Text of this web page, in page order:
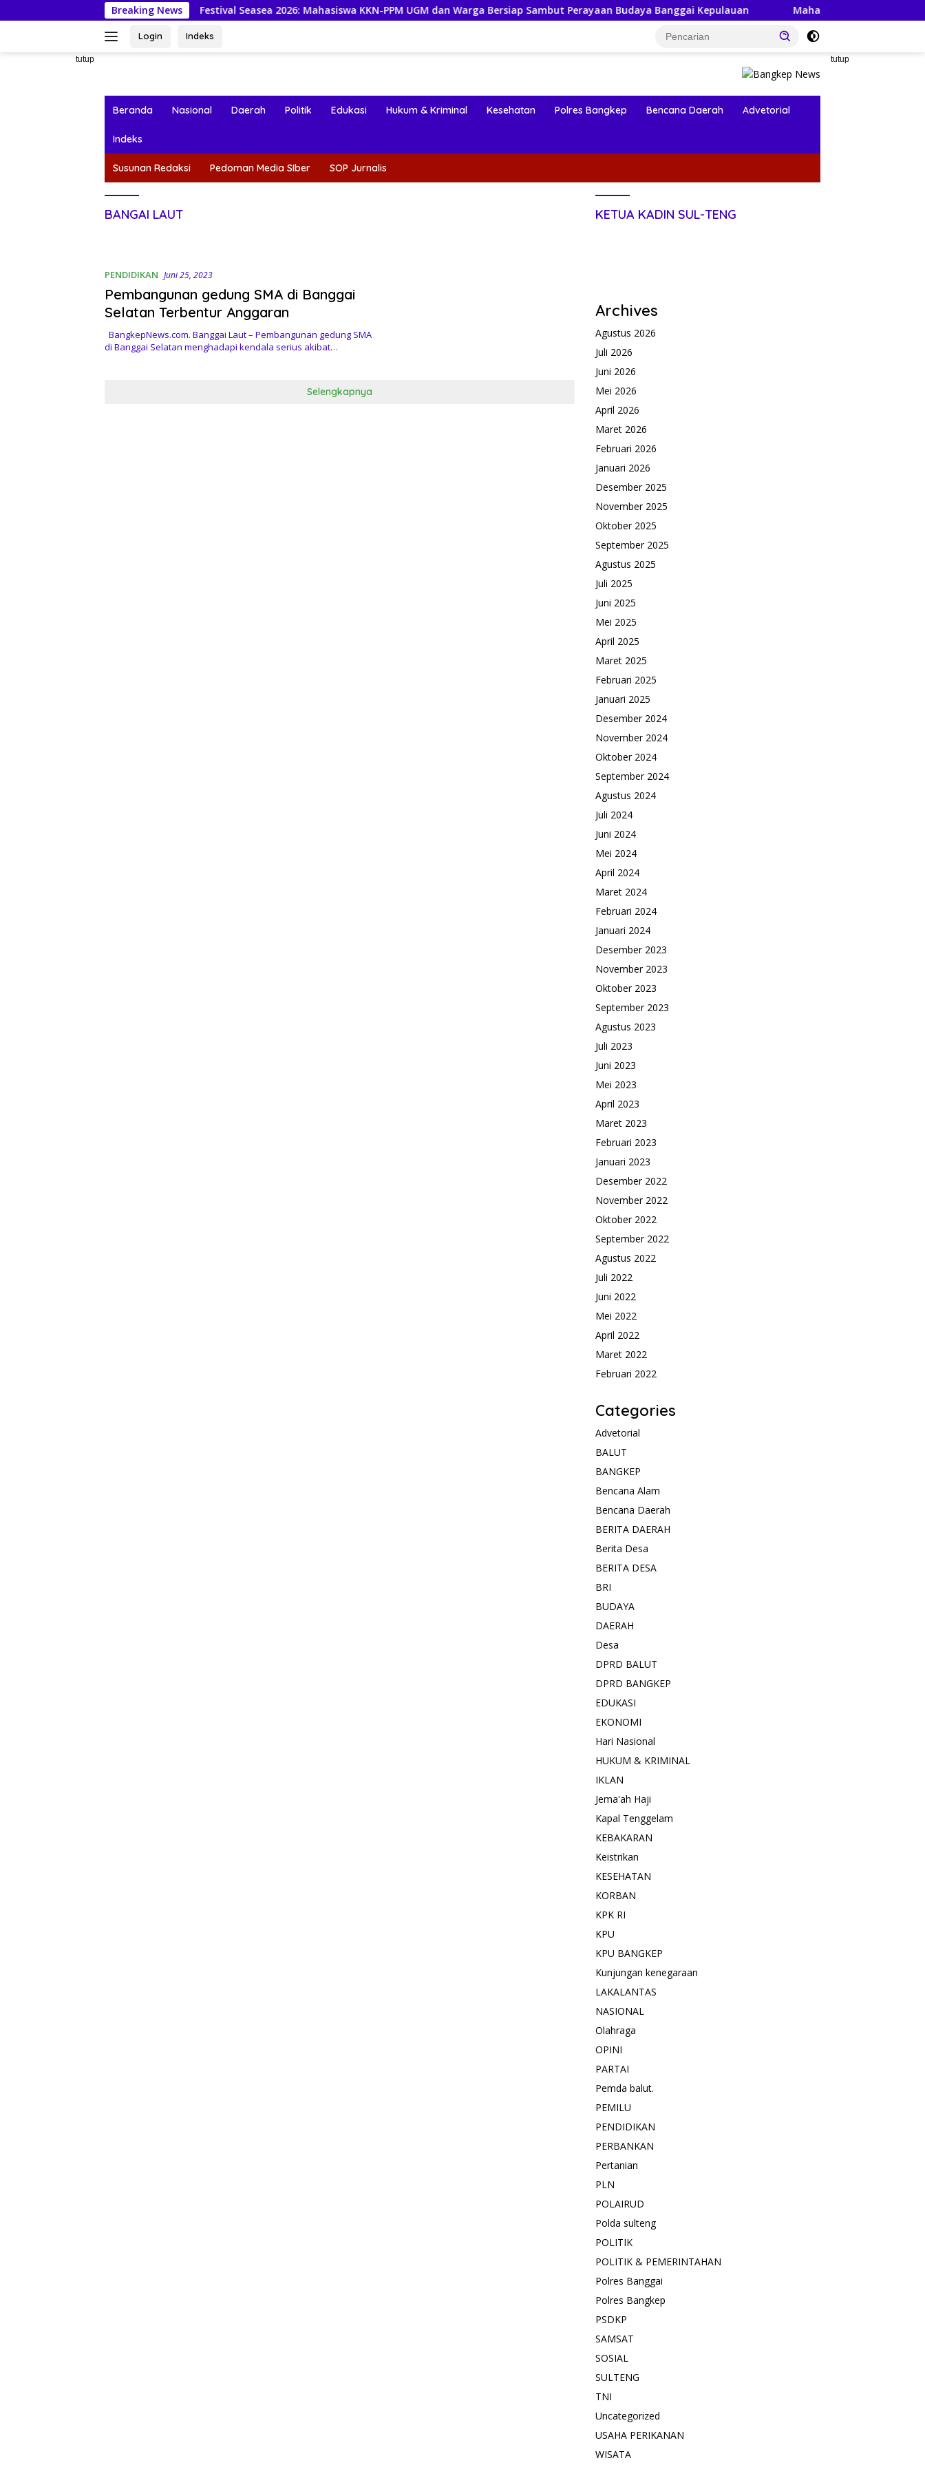
ke
Breaking News
Festival Seasea 2026: Mahasiswa KKN-PPM UGM dan Warga Bersiap Sambut Perayaan Budaya Banggai Kepulauan Mahasiswa KKN-PPM UGM Data Situs
Login Indeks
tutup tutup
Beranda Nasional Daerah Politik Edukasi Hukum & Kriminal Kesehatan Polres Bangkep Bencana Daerah Advetorial
Indeks
Susunan Redaksi Pedoman Media SIber SOP Jurnalis
BANGAI LAUT
PENDIDIKAN Juni 25, 2023
Pembangunan gedung SMA di Banggai
Selatan Terbentur Anggaran
BangkepNews.com. Banggai Laut – Pembangunan gedung SMA
di Banggai Selatan menghadapi kendala serius akibat…
Selengkapnya
KETUA KADIN SUL-TENG
Archives
Agustus 2026
Juli 2026
Juni 2026
Mei 2026
April 2026
Maret 2026
Februari 2026
Januari 2026
Desember 2025
November 2025
Oktober 2025
September 2025
Agustus 2025
Juli 2025
Juni 2025
Mei 2025
April 2025
Maret 2025
Februari 2025
Januari 2025
Desember 2024
November 2024
Oktober 2024
September 2024
Agustus 2024
Juli 2024
Juni 2024
Mei 2024
April 2024
Maret 2024
Februari 2024
Januari 2024
Desember 2023
November 2023
Oktober 2023
September 2023
Agustus 2023
Juli 2023
Juni 2023
Mei 2023
April 2023
Maret 2023
Februari 2023
Januari 2023
Desember 2022
November 2022
Oktober 2022
September 2022
Agustus 2022
Juli 2022
Juni 2022
Mei 2022
April 2022
Maret 2022
Februari 2022
Categories
Advetorial
BALUT
BANGKEP
Bencana Alam
Bencana Daerah
BERITA DAERAH
Berita Desa
BERITA DESA
BRI
BUDAYA
DAERAH
Desa
DPRD BALUT
DPRD BANGKEP
EDUKASI
EKONOMI
Hari Nasional
HUKUM & KRIMINAL
IKLAN
Jema'ah Haji
Kapal Tenggelam
KEBAKARAN
Keistrikan
KESEHATAN
KORBAN
KPK RI
KPU
KPU BANGKEP
Kunjungan kenegaraan
LAKALANTAS
NASIONAL
Olahraga
OPINI
PARTAI
Pemda balut.
PEMILU
PENDIDIKAN
PERBANKAN
Pertanian
PLN
POLAIRUD
Polda sulteng
POLITIK
POLITIK & PEMERINTAHAN
Polres Banggai
Polres Bangkep
PSDKP
SAMSAT
SOSIAL
SULTENG
TNI
Uncategorized
USAHA PERIKANAN
WISATA